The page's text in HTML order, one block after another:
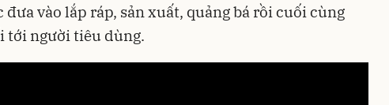
đưa vào lắp ráp, sản xuất, quảng bá rồi cuối cùng
tới người tiêu dùng.